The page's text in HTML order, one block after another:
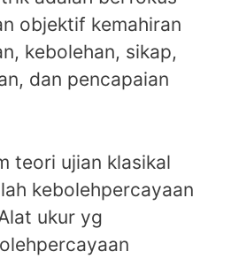
objektif kemahiran
kebolehan, sikap,
dan pencapaian
teori ujian klasikal
kebolehpercayaan
ukur yg